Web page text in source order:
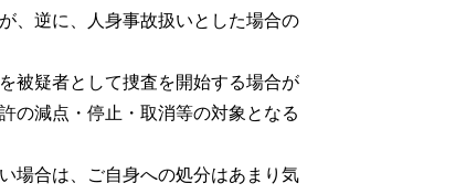
、逆に、人身事故扱いとした場合の
被疑者として捜査を開始する場合が
の減点・停止・取消等の対象となる
場合は、ご自身への処分はあまり気